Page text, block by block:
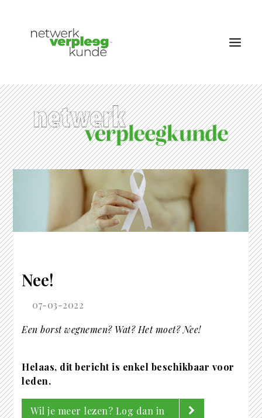
OVER NETWERK VERPLEEGKUNDE
NIEUWS
RUBRIEKEN
EDITIES
Nee!
07-03-2022
Een borst wegnemen? Wat? Het moet? Nee!
Helaas, dit bericht is enkel beschikbaar voor
leden.
Wil je meer lezen? Log dan in